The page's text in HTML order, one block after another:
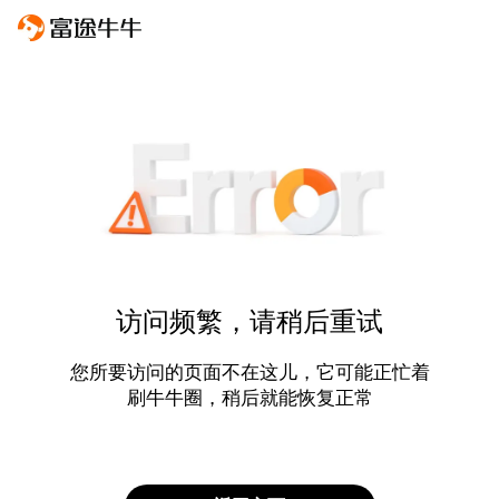
访问频繁，请稍后重试
您所要访问的页面不在这儿，它可能正忙着
刷牛牛圈，稍后就能恢复正常